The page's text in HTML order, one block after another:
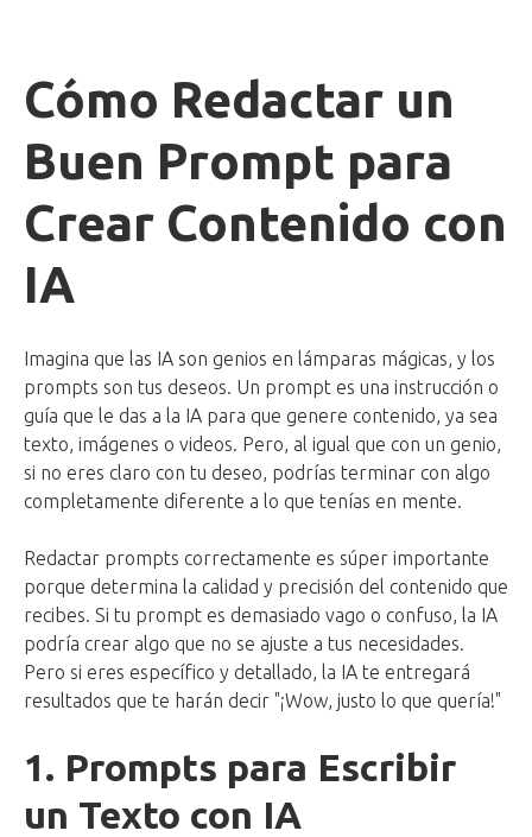
Cómo Redactar un
Buen Prompt para
Crear Contenido con
IA
Imagina que las IA son genios en lámparas mágicas, y los
prompts son tus deseos. Un prompt es una instrucción o
guía que le das a la IA para que genere contenido, ya sea
texto, imágenes o videos. Pero, al igual que con un genio,
si no eres claro con tu deseo, podrías terminar con algo
completamente diferente a lo que tenías en mente.
Redactar prompts correctamente es súper importante
porque determina la calidad y precisión del contenido que
recibes. Si tu prompt es demasiado vago o confuso, la IA
podría crear algo que no se ajuste a tus necesidades.
Pero si eres específico y detallado, la IA te entregará
resultados que te harán decir "¡Wow, justo lo que quería!"
1. Prompts para Escribir
un Texto con IA